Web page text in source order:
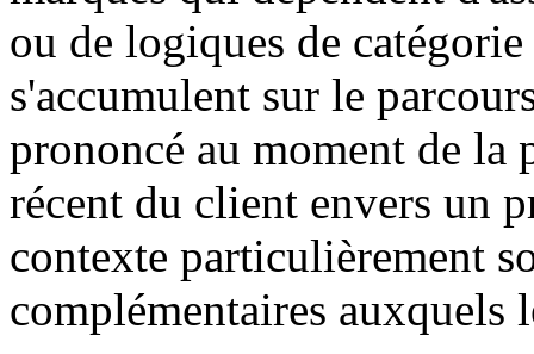
ou de logiques de
s'accumulent sur le
prononcé au moment de la
récent du client envers un
contexte particulièrement
complémentaires